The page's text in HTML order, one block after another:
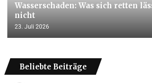
Wasserschaden: Was sich retten
nicht
23. Juli 2026
Beliebte Beiträge